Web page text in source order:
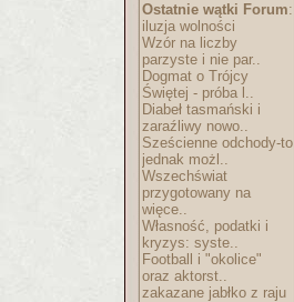
Ostatnie wątki Forum:
iluzja wolności
Wzór na liczby
parzyste i nie par..
Dogmat o Trójcy
Świętej - próba l..
Diabeł tasmański i
zaraźliwy nowo..
Sześcienne odchody-to
jednak możl..
Wszechświat
przygotowany na
więce..
Własność, podatki i
kryzys: syste..
Football i "okolice"
oraz aktorst..
zakazane jabłko z raju